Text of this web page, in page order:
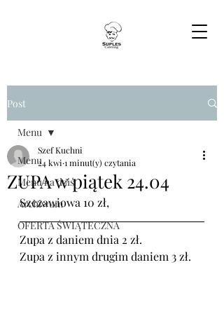
Post
Menu
Menu na dziś
Archiwum
OFERTA ŚWIĄTECZNA
Menu
ZUPA w piątek 24.04
Szef Kuchni
24 kwi 1 minut(y) czytania
Szczawiowa 10 zł,
Zupa z daniem dnia 2 zł.
Zupa z innym drugim daniem 3 zł.